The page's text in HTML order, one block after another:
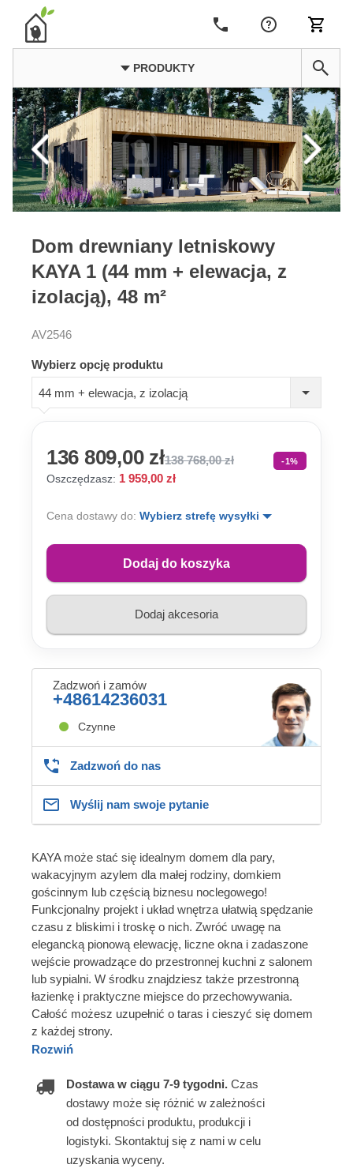
PRODUKTY
Dom drewniany letniskowy
KAYA 1 (44 mm + elewacja, z
izolacją), 48 m²
AV2546
Wybierz opcję produktu
44 mm + elewacja, z izolacją
136 809,00 zł138 768,00 zł -1%
Oszczędzasz: 1 959,00 zł
Cena dostawy do: Wybierz strefę wysyłki
Dodaj do koszyka
Dodaj akcesoria
Zadzwoń i zamów
+48614236031
Czynne
Zadzwoń do nas
Wyślij nam swoje pytanie
KAYA może stać się idealnym domem dla pary,
wakacyjnym azylem dla małej rodziny, domkiem
gościnnym lub częścią biznesu noclegowego!
Funkcjonalny projekt i układ wnętrza ułatwią spędzanie
czasu z bliskimi i troskę o nich. Zwróć uwagę na
elegancką pionową elewację, liczne okna i zadaszone
wejście prowadzące do przestronnej kuchni z salonem
lub sypialni. W środku znajdziesz także przestronną
łazienkę i praktyczne miejsce do przechowywania.
Całość możesz uzupełnić o taras i cieszyć się domem
z każdej strony.
Rozwiń
Dostawa w ciągu 7-9 tygodni. Czas
dostawy może się różnić w zależności
od dostępności produktu, produkcji i
logistyki. Skontaktuj się z nami w celu
uzyskania wyceny.